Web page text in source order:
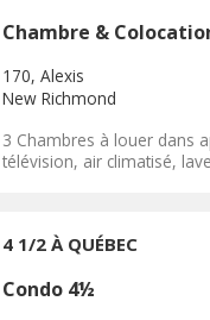
Chambre &
170, Alexis
New Richmond
3 Chambres à louer dans
télévision, air climatisé,
4 1/2 À QUÉBEC
Condo 4½